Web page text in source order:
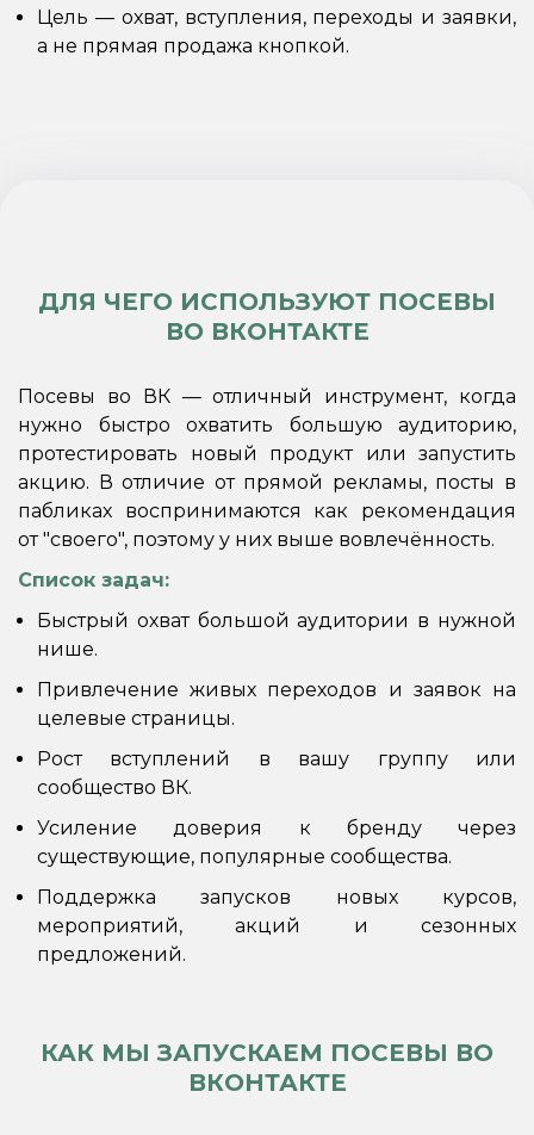
Цель — охват, вступления, переходы и заявки,
а не прямая продажа кнопкой.
ДЛЯ ЧЕГО ИСПОЛЬЗУЮТ ПОСЕВЫ
ВО ВКОНТАКТЕ
Посевы во ВК — отличный инструмент, когда
нужно быстро охватить большую аудиторию,
протестировать новый продукт или запустить
акцию. В отличие от прямой рекламы, посты в
пабликах воспринимаются как рекомендация
от "своего", поэтому у них выше вовлечённость.
Список задач:
Быстрый охват большой аудитории в нужной
нише.
Привлечение живых переходов и заявок на
целевые страницы.
Рост вступлений в вашу группу или
сообщество ВК.
Усиление доверия к бренду через
существующие, популярные сообщества.
Поддержка запусков новых курсов,
мероприятий, акций и сезонных
предложений.
КАК МЫ ЗАПУСКАЕМ ПОСЕВЫ ВО
ВКОНТАКТЕ